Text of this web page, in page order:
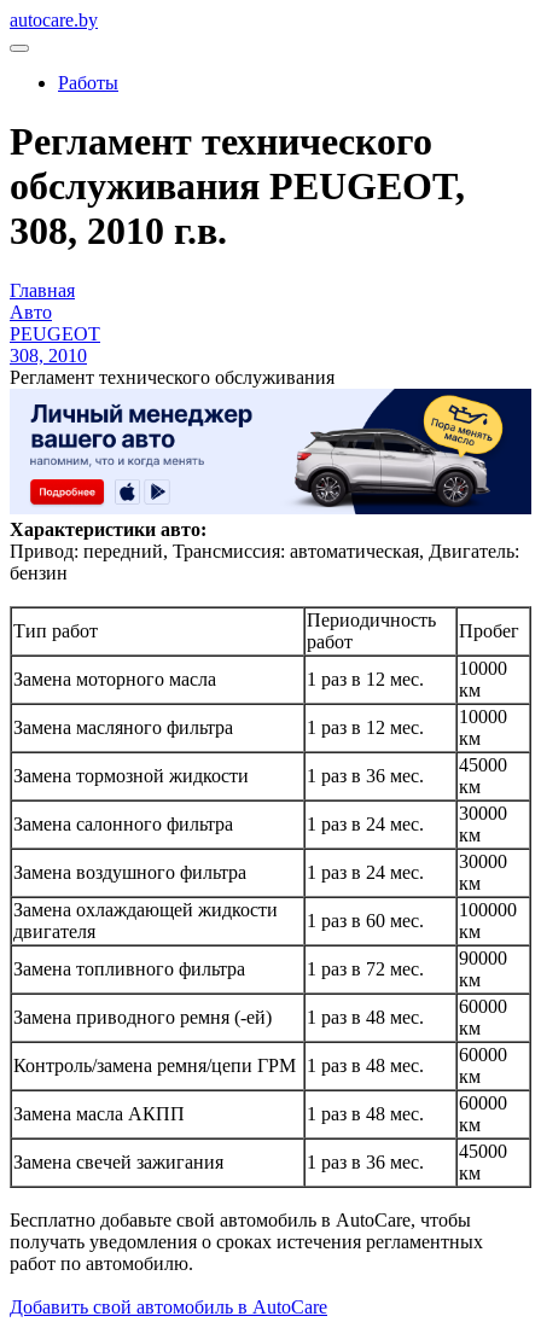
autocare.by
Работы
Регламент технического
обслуживания PEUGEOT,
308, 2010 г.в.
Главная
Авто
PEUGEOT
308, 2010
Регламент технического обслуживания
Характеристики авто:
Привод: передний, Трансмиссия: автоматическая, Двигатель:
бензин
Тип работ
Периодичность
работ
Пробег
Замена моторного масла 1 раз в 12 мес.
10000
км
Замена масляного фильтра
1 раз в 12 мес.
10000
км
Замена тормозной жидкости
1 раз в 36 мес.
45000
км
Замена салонного фильтра
1 раз в 24 мес.
30000
км
Замена воздушного фильтра
1 раз в 24 мес.
30000
км
Замена охлаждающей жидкости
двигателя
1 раз в 60 мес.
100000
км
Замена топливного фильтра
1 раз в 72 мес.
90000
км
Замена приводного ремня (-ей)
1 раз в 48 мес.
60000
км
Контроль/замена ремня/цепи ГРМ 1 раз в 48 мес.
60000
км
Замена масла АКПП
1 раз в 48 мес.
60000
км
Замена свечей зажигания
1 раз в 36 мес.
45000
км
Бесплатно добавьте свой автомобиль в AutoCare, чтобы
получать уведомления о сроках истечения регламентных
работ по автомобилю.
Добавить свой автомобиль в AutoCare